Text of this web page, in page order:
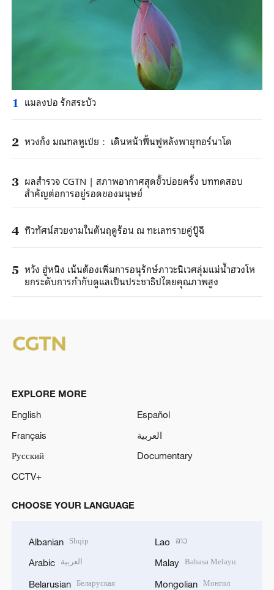
1 แมลงปอ รักสระบัว
2 หวงกั่ง มณฑลหูเป่ย： เดินหน้าฟื้นฟูหลังพายุทอร์นาโด
3 ผลสำรวจ CGTN | สภาพอากาศสุดขั้วบ่อยครั้ง บททดสอบ
สำคัญต่อการอยู่รอดของมนุษย์
4 ทิวทัศน์สวยงามในต้นฤดูร้อน ณ ทะเลทรายคู่ปู้ฉี
5 หวัง ฮู่หนิง เน้นต้องเพิ่มการอนุรักษ์ภาวะนิเวศลุ่มแม่น้ำฮวงโห
ยกระดับการกำกับดูแลเป็นประชาธิปไตยคุณภาพสูง
EXPLORE MORE
English
Español
Français
العربية
Русский
Documentary
CCTV+
CHOOSE YOUR LANGUAGE
Albanian Shqip
Arabic العربية
Belarusian Беларуская
Lao ລາວ
Malay Bahasa Melayu
Mongolian Монгол